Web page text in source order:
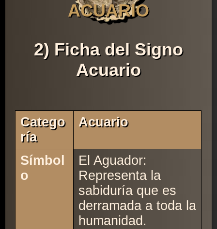
ACUARIO
2) Ficha del Signo
Acuario
Catego
Ría
Acuario
Símbol
o
El Aguador:
Representa la
sabiduría que es
derramada a toda la
humanidad.